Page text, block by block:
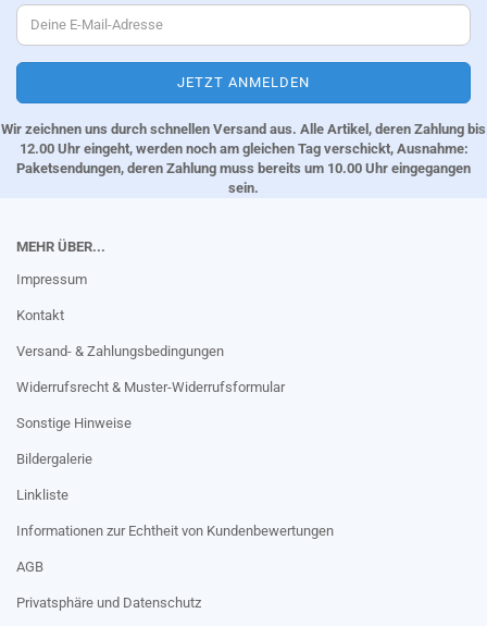
Wir zeichnen uns durch schnellen Versand aus. Alle Artikel, deren Zahlung bis
12.00 Uhr eingeht, werden noch am gleichen Tag verschickt, Ausnahme:
Paketsendungen, deren Zahlung muss bereits um 10.00 Uhr eingegangen
sein.
MEHR ÜBER...
Impressum
Kontakt
Versand- & Zahlungsbedingungen
Widerrufsrecht & Muster-Widerrufsformular
Sonstige Hinweise
Bildergalerie
Linkliste
Informationen zur Echtheit von Kundenbewertungen
AGB
Privatsphäre und Datenschutz